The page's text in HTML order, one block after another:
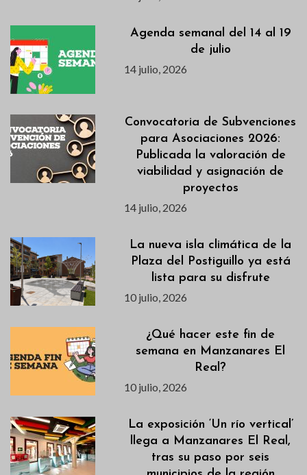
Agenda semanal del 14 al 19
de julio
14 julio, 2026
Convocatoria de Subvenciones
para Asociaciones 2026:
Publicada la valoración de
viabilidad y asignación de
proyectos
14 julio, 2026
La nueva isla climática de la
Plaza del Postiguillo ya está
lista para su disfrute
10 julio, 2026
¿Qué hacer este fin de
semana en Manzanares El
Real?
10 julio, 2026
La exposición ‘Un río vertical’
llega a Manzanares El Real,
tras su paso por seis